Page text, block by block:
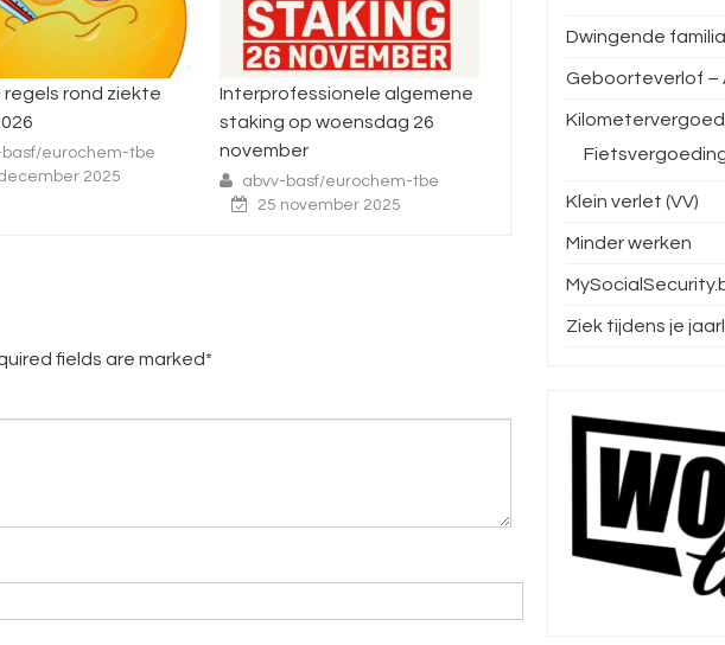
rond ziekte
eurochem-tbe
2025
Interprofessionele algemene
staking op woensdag 26
november
abvv-basf/eurochem-tbe
25 november 2025
14 oktober
abvv-basf/eurochem-tbe
fields are marked*
Dwingende
Geboorteverlof –
Klein verlet (VV)
Minder werken
Ziek tijdens je